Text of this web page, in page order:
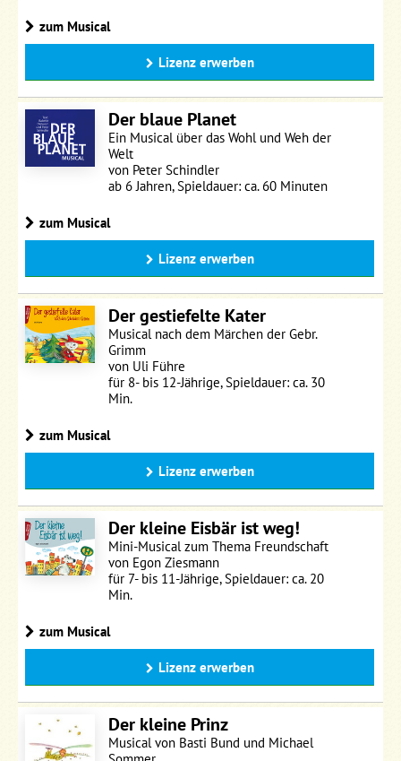
zum Musical
Lizenz erwerben
Der blaue Planet
Ein Musical über das Wohl und Weh der
Welt
von Peter Schindler
ab 6 Jahren, Spieldauer: ca. 60 Minuten
zum Musical
Lizenz erwerben
Der gestiefelte Kater
Musical nach dem Märchen der Gebr.
Grimm
von Uli Führe
für 8- bis 12-Jährige, Spieldauer: ca. 30
Min.
zum Musical
Lizenz erwerben
Der kleine Eisbär ist weg!
Mini-Musical zum Thema Freundschaft
von Egon Ziesmann
für 7- bis 11-Jährige, Spieldauer: ca. 20
Min.
zum Musical
Lizenz erwerben
Der kleine Prinz
Musical von Basti Bund und Michael